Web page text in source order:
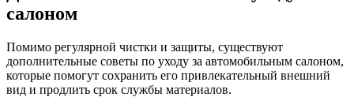
салоном
Помимо регулярной чистки и защиты, существуют
дополнительные советы по уходу за автомобильным салоном,
которые помогут сохранить его привлекательный внешний
вид и продлить срок службы материалов.